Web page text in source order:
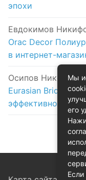
эпохи
Евдокимов
Orac Decor
в интернет-
Осипов Николак
Eurasian Bridge в
эффективность
Мы
его